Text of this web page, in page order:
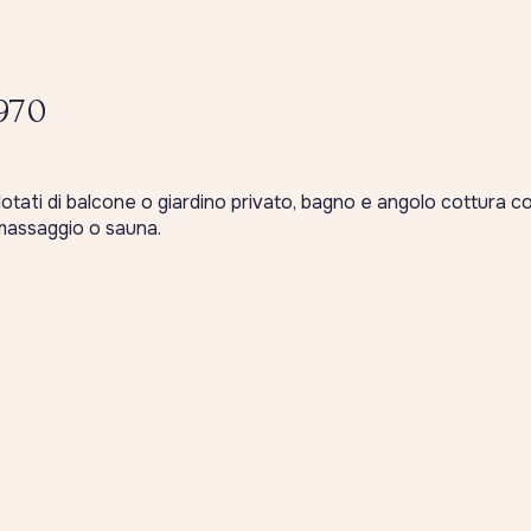
di balcone o giardino privato, bagno e angolo cottura
o sauna.